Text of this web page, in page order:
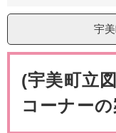
Multilingual（
宇
(宇美町立
コーナーの